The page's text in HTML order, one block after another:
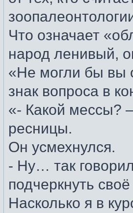
Что означает
народ ленивый,
«Не могли бы вы
знак вопроса в
«- Какой мессы?
ресницы.
Он усмехнулся.
- Ну… так
подчеркнуть
Насколько я в